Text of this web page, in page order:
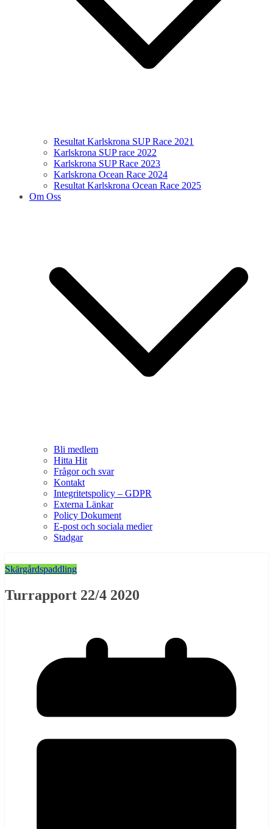
Resultat Karlskrona SUP Race 2021
Karlskrona SUP race 2022
Karlskrona SUP Race 2023
Karlskrona Ocean Race 2024
Resultat Karlskrona Ocean Race 2025
Om Oss
Bli medlem
Hitta Hit
Frågor och svar
Kontakt
Integritetspolicy – GDPR
Externa Länkar
Policy Dokument
E-post och sociala medier
Stadgar
Skärgårdspaddling
Turrapport 22/4 2020